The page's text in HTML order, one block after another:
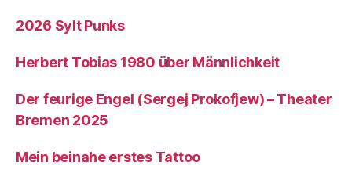
2026 Sylt Punks
Herbert Tobias 1980 über Männlichkeit
Der feurige Engel (Sergej Prokofjew) – Theater
Bremen 2025
Mein beinahe erstes Tattoo